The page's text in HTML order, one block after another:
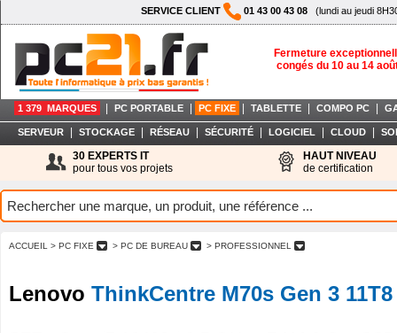
SERVICE CLIENT 01 43 00 43 08 (lundi au jeudi
Fermeture
congés du 10 au 14
1 379 MARQUES PC PORTABLE PC FIXE TABLETTE COMPO PC
SERVEUR STOCKAGE RÉSEAU SÉCURITÉ LOGICIEL CLOUD
30 EXPERTS IT
pour tous vos projets
HAUT NIVEAU
de certification
ACCUEIL > PC FIXE > PC DE BUREAU > PROFESSIONNEL
Lenovo ThinkCentre M70s Gen 3 11T8